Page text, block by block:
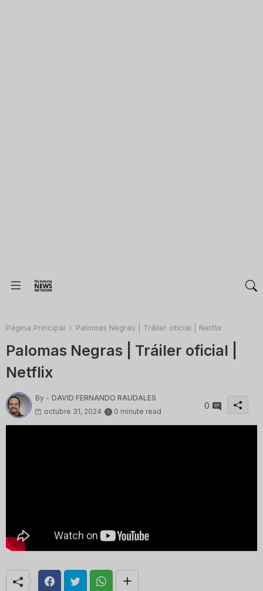
Página Principal Palomas Negras | Tráiler oficial | Netflix
Palomas Negras | Tráiler oficial |
Netflix
By - DAVID FERNANDO RAUDALES
octubre 31, 2024
0 minute read
0